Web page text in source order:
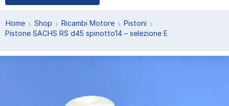
Home Shop Ricambi Motore
Pistoni
Pistone SACHS RS d45 spinotto14 – selezione E